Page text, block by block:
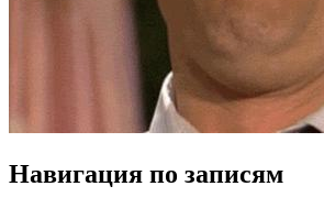
Навигация по записям